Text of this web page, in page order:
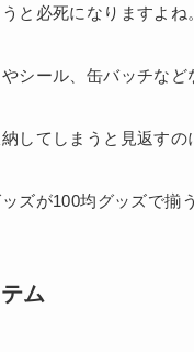
と必死になりますよね
シール、缶バッチなど
してしまうと見返すの
ズが100均グッズで揃
ム